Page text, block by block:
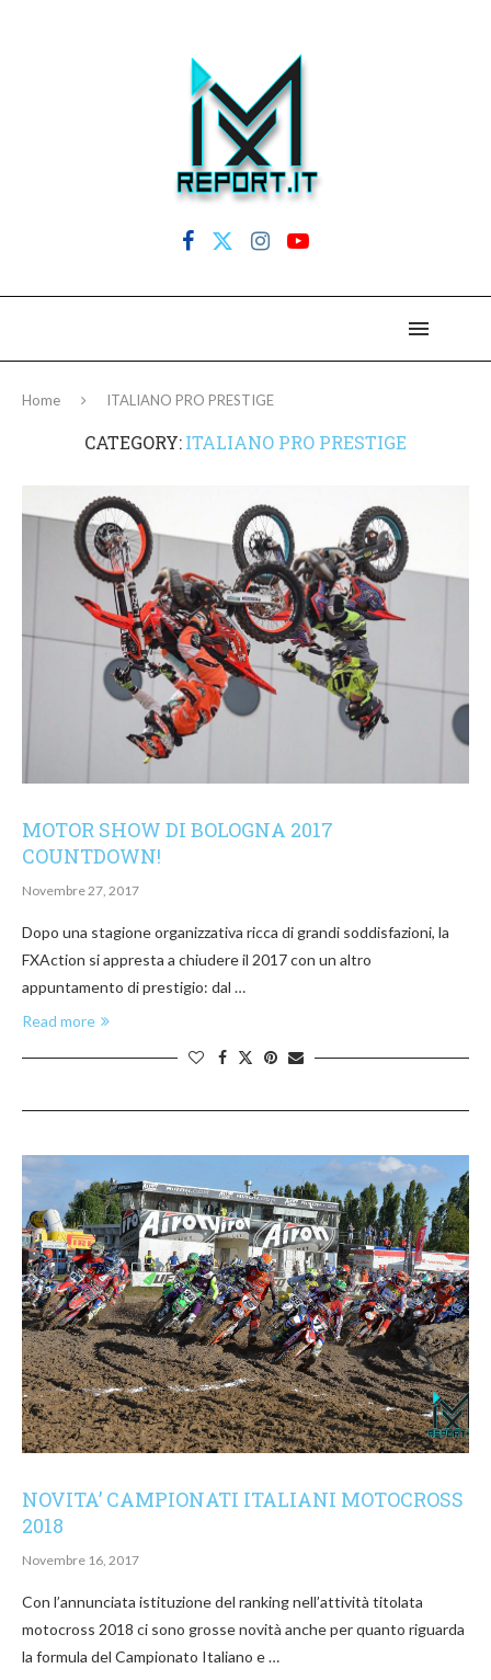
Home ITALIANO PRO PRESTIGE
CATEGORY:ITALIANO PRO PRESTIGE
MOTOR SHOW DI BOLOGNA 2017
COUNTDOWN!
Novembre 27, 2017
Dopo una stagione organizzativa ricca di grandi soddisfazioni, la
FXAction si appresta a chiudere il 2017 con un altro
appuntamento di prestigio: dal …
Read more
NOVITA’ CAMPIONATI ITALIANI MOTOCROSS
2018
Novembre 16, 2017
Con l’annunciata istituzione del ranking nell’attività titolata
motocross 2018 ci sono grosse novità anche per quanto riguarda
la formula del Campionato Italiano e …